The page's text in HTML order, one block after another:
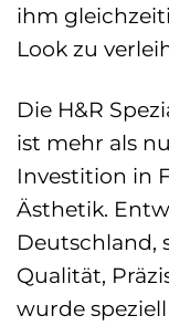
ihm
Look zu
Die H&R
ist mehr als
Investition in
Ästhetik.
Deutschland,
Qualität,
wurde